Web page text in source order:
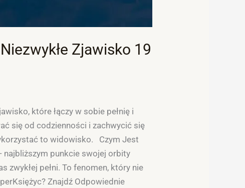
Zjawisko 19
które łączy w sobie pełnię i
się od codzienności i zachwycić się
to widowisko. Czym Jest
najbliższym punkcie swojej orbity
zwykłej pełni. To fenomen, który nie
Znajdź Odpowiednie